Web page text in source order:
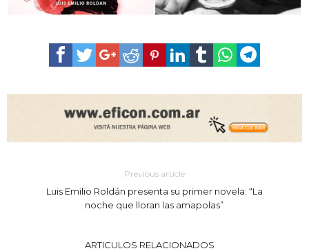
Previous article
Luis Emilio Roldán presenta su primer novela: “La
noche que lloran las amapolas”
ARTICULOS RELACIONADOS